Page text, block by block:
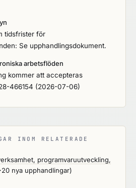
tidsfrister för
Se upphandlingsdokument.
arbetsflöden
kommer att accepteras
466154 (2026-07-06)
INOM RELATERADE
programvaruutveckling,
nya upphandlingar)